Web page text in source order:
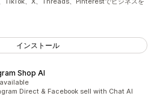
インストール
Shop AI
Direct & Facebook sell with Chat AI